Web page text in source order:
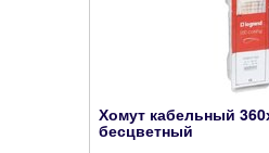
Хомут кабельный
бесцветный